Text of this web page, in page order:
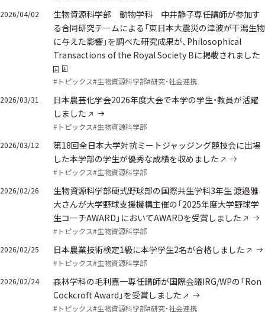
2026/04/02
生物資源科学部 動物学科 中井静子専任講師が参加す
る合同研究チームによる「東日本大震災の津波が干潟生物
に与えた影響」を調べた研究成果が、Philosophical
Transactions of the Royal Society Bに掲載されました
#トピックス#生物資源科学部#研究・社会連携
2026/03/31
日本農芸化学会2026年度大会で本学の学生・教員が活躍
しました
#トピックス#生物資源科学部
2026/03/12
第18回全日本大学対抗ミートジャッジング競技会に出場
した本学部の学生が優秀な成績を収めました
#トピックス#生物資源科学部
2026/02/26
生物資源科学部硬式野球部の国際共生学科3年生 渡邉雅
大さんが大学野球支援機構主催の「2025年度大学野球学
生コーチAWARD」においてAWARDを受賞しました
#トピックス#生物資源科学部
2026/02/25
日本農業技術検定1級に本学学生2名が合格しました
#トピックス#生物資源科学部
2026/02/24
森林学科の毛利嘉一専任講師が国際会議IRG/WPの「Ron
Cockcroft Award」を受賞しました
#トピックス#生物資源科学部#研究・社会連携